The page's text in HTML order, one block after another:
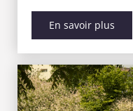
En savoir plus